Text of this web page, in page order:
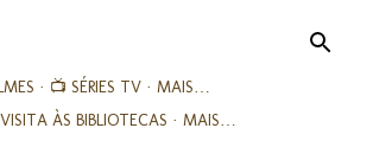
📺 SÉRIES TV
MAIS…
ÀS BIBLIOTECAS MAIS…